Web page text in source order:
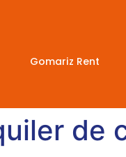
Gomariz Rent
de